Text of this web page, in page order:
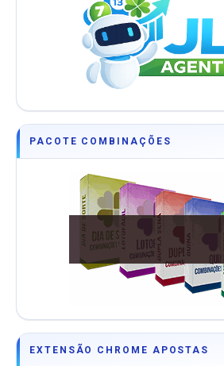
PACOTE COMBINAÇÕES
EXTENSÃO CHROME APOSTAS